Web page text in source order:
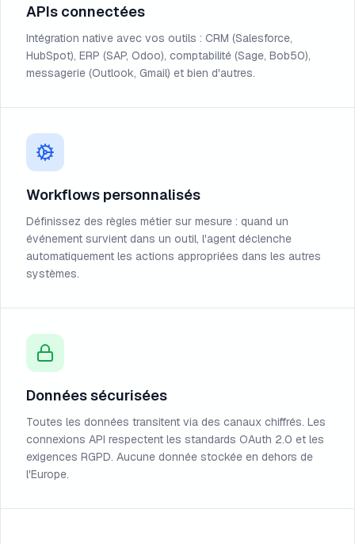
APIs connectées
Intégration native avec vos outils : CRM (Salesforce,
HubSpot), ERP (SAP, Odoo), comptabilité (Sage, Bob50),
messagerie (Outlook, Gmail) et bien d'autres.
Workflows personnalisés
Définissez des règles métier sur mesure : quand un
événement survient dans un outil, l'agent déclenche
automatiquement les actions appropriées dans les autres
systèmes.
Données sécurisées
Toutes les données transitent via des canaux chiffrés. Les
connexions API respectent les standards OAuth 2.0 et les
exigences RGPD. Aucune donnée stockée en dehors de
l'Europe.